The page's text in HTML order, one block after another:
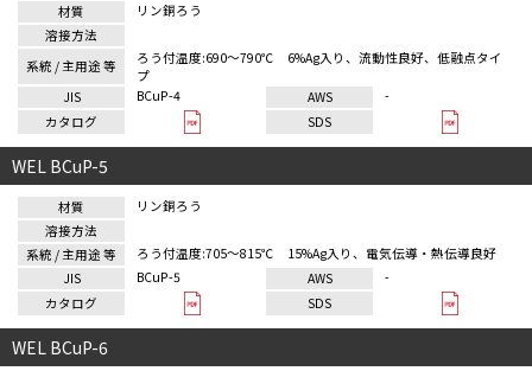
リン銅ろう
ろう付温度:690～790℃ 6%Ag入り、流動性良好、低融点タイ
プ
BCuP-4
-
WEL BCuP-5
リン銅ろう
ろう付温度:705～815℃ 15%Ag入り、電気伝導・熱伝導良好
BCuP-5
-
WEL BCuP-6